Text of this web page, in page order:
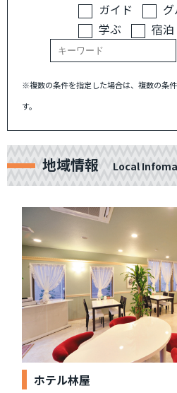
ガイド
学ぶ
宿泊
※複数の条件を指定した場合は、複数の条
す。
地域情報 Local
ホテル林屋